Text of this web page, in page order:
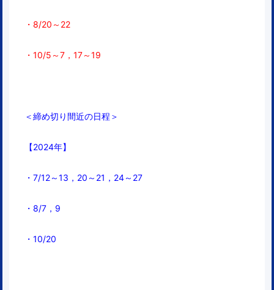
・8/20～22
・10/5～7，17～19
＜締め切り間近の日程＞
【2024年】
・7/12～13， 20～21，24～27
・8/7，9
・10/20